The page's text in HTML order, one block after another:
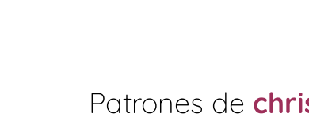
Patrones de